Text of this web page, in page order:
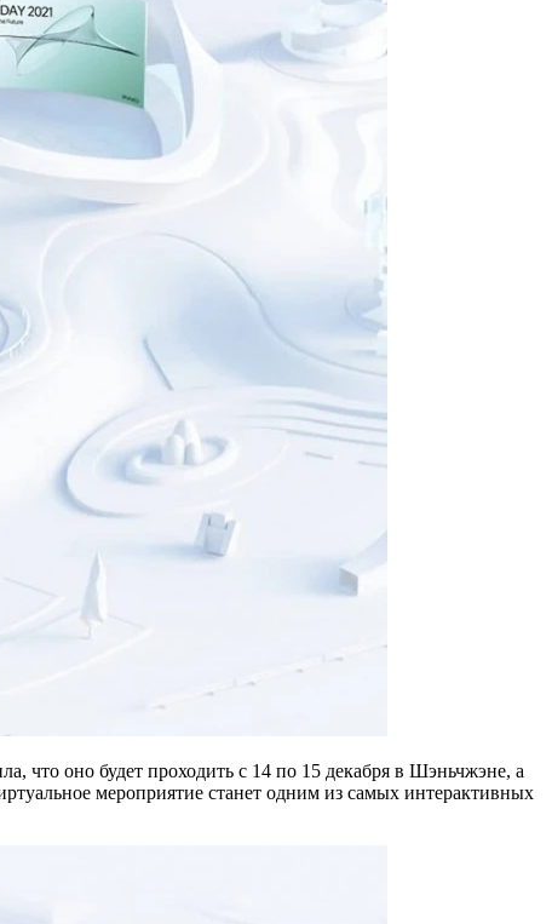
что оно будет проходить с 14 по 15 декабря в Шэньчжэне, а
мероприятие станет одним из самых интерактивных